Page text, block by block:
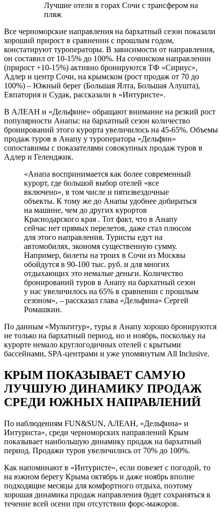
Лучшие отели в горах Сочи с трансфером на
пляж
Все черноморские направления на бархатный сезон показали
хороший прирост в сравнении с прошлым годом,
констатируют туроператоры. В зависимости от направления,
он составил от 10-15% до 100%. На сочинском направлении
(прирост +10-15%) активно бронируются ТФ «Сириус»,
Адлер и центр Сочи, на крымском (рост продаж от 70 до
100%) – Южный берег (Большая Ялта, Большая Алушта),
Евпатория и Судак, рассказали в «Интуристе».
В АЛЕАН и «Дельфине» обращают внимание на резкий рост
популярности Анапы: на бархатный сезон количество
бронирований этого курорта увеличилось на 45-65%. Объемы
продаж туров в Анапу у туроператора «Дельфин»
сопоставимы с показателями совокупных продаж туров в
Адлер и Геленджик.
«Анапа воспринимается как более современный
курорт, где большой выбор отелей «все
включено», в том числе и пятизвездочные
объекты. К тому же до Анапы удобнее добираться
на машине, чем до других курортов
Краснодарского края . Тот факт, что в Анапу
сейчас нет прямых перелетов, даже стал плюсом
для этого направления. Туристы едут на
автомобилях, экономя существенную сумму.
Например, билеты на троих в Сочи из Москвы
обойдутся в 90-100 тыс. руб. и для многих
отдыхающих это немалые деньги. Количество
бронирований туров в Анапу на бархатный сезон
у нас увеличилось на 65% в сравнении с прошлым
сезоном», – рассказал глава «Дельфина» Сергей
Ромашкин.
По данным «Мультитур», туры в Анапу хорошо бронируются
не только на бархатный период, но и ноябрь, поскольку на
курорте немало круглогодичных отелей с крытыми
бассейнами, SPA-центрами и уже упомянутым All Inclusive.
КРЫМ ПОКАЗЫВАЕТ САМУЮ
ЛУЧШУЮ ДИНАМИКУ ПРОДАЖ
СРЕДИ ЮЖНЫХ НАПРАВЛЕНИЙ
По наблюдениям FUN&SUN, АЛЕАН, «Дельфина» и
Интуриста», среди черноморских направлений Крым
показывает наибольшую динамику продаж на бархатный
период. Продажи туров увеличились от 70% до 100%.
Как напоминают в «Интуристе», если повезет с погодой, то
на южном берегу Крыма октябрь и даже ноябрь вполне
подходящие месяцы для комфортного отдыха, поэтому
хорошая динамика продаж направления будет сохраняться в
течение всей осени при отсутствии форс-мажоров.